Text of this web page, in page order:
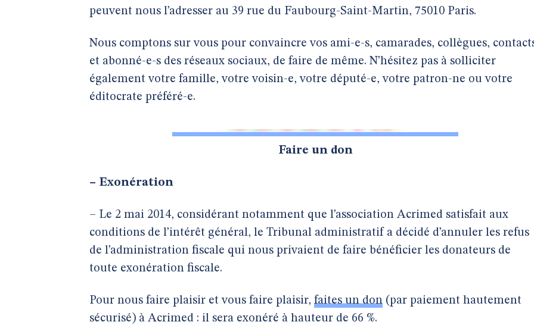
peuvent nous l’adresser au 39 rue du Faubourg-Saint-Martin, 75010 Paris.
Nous comptons sur vous pour convaincre vos ami-e-s, camarades, collègues,
et abonné-e-s des réseaux sociaux, de faire de même. N’hésitez pas à solliciter
également votre famille, votre voisin-e, votre député-e, votre patron-ne ou votre
éditocrate préféré-e.
Faire un don
– Exonération
– Le 2 mai 2014, considérant notamment que l’association Acrimed satisfait aux
conditions de l’intérêt général, le Tribunal administratif a décidé d’annuler les refus
de l’administration fiscale qui nous privaient de faire bénéficier les donateurs de
toute exonération fiscale.
Pour nous faire plaisir et vous faire plaisir, faites un don (par paiement hautement
sécurisé) à Acrimed : il sera exonéré à hauteur de 66 %.